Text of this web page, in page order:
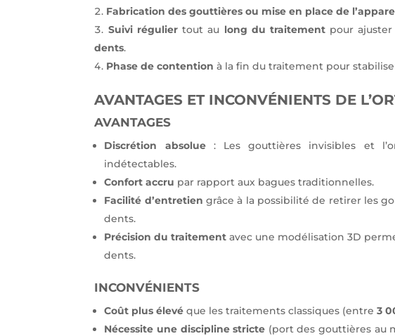
Fabrication des gouttières ou mise en place de
Suivi réguliertout au long du traitementpour ajuster
dents.
Phase de contention à la fin du traitement pour
AVANTAGES ET INCONVÉNIENTS DE
AVANTAGES
Discrétion absolue: Les gouttières invisibles et
indétectables.
Confort accru par rapport aux bagues traditionnelles.
Facilité d’entretien grâce à la possibilité de retirer les
dents.
Précision du traitement avec une modélisation 3D
dents.
INCONVÉNIENTS
Coût plus élevé que les traitements classiques (entre3
Nécessite une discipline stricte (port des gouttières au